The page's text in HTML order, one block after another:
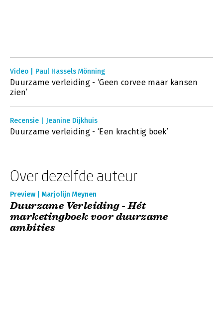
Video | Paul Hassels Mönning
Duurzame verleiding - ‘Geen corvee maar kansen
zien’
Recensie | Jeanine Dijkhuis
Duurzame verleiding - ‘Een krachtig boek’
Over dezelfde auteur
Preview | Marjolijn Meynen
Duurzame Verleiding - Hét
marketingboek voor duurzame
ambities